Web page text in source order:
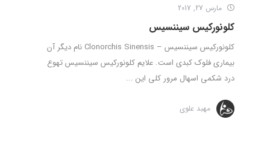
مارس 27, 2017
کلونورکیس سیننسیس
کلونورکیس سیننسیس – Clonorchis Sinensis نام دیگر آن
بیماری فلوک کبدی است. علایم کلونورکیس سیننسیس تهوع
درد شکمی اسهال مرور کلی این ...
مهبد علوی